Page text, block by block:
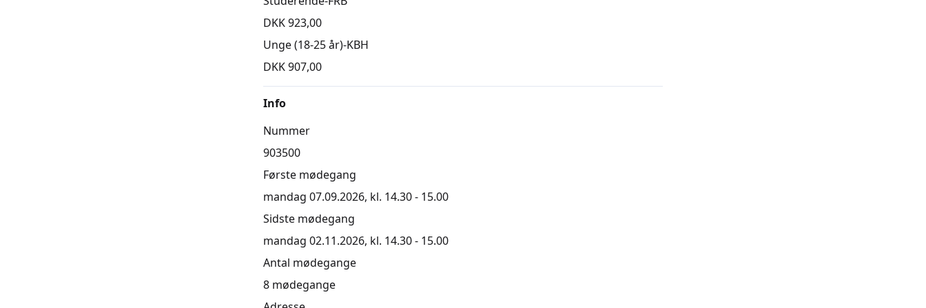
DKK 923,00
Unge (18-25 år)-KBH
DKK 907,00
Info
Nummer
903500
Første mødegang
mandag 07.09.2026, kl. 14.30 - 15.00
Sidste mødegang
mandag 02.11.2026, kl. 14.30 - 15.00
Antal mødegange
8 mødegange